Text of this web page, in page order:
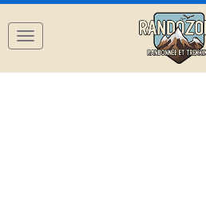
Navigation